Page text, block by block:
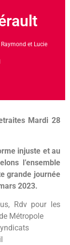
Raymond et Lucie
Mardi 28
injuste et au
l’ensemble
grande journée
2023.
Rdv pour les
Métropole